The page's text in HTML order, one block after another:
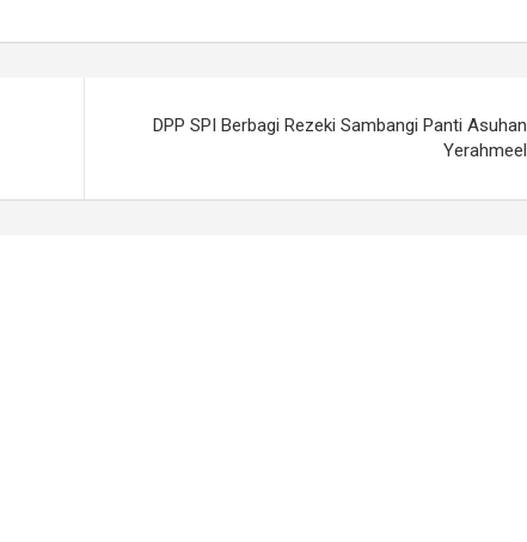
DPP SPI Berbagi Rezeki Sambangi Panti Asuhan
Yerahmeel